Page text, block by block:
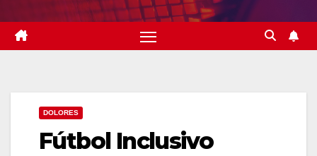
DOLORES
Fútbol Inclusivo